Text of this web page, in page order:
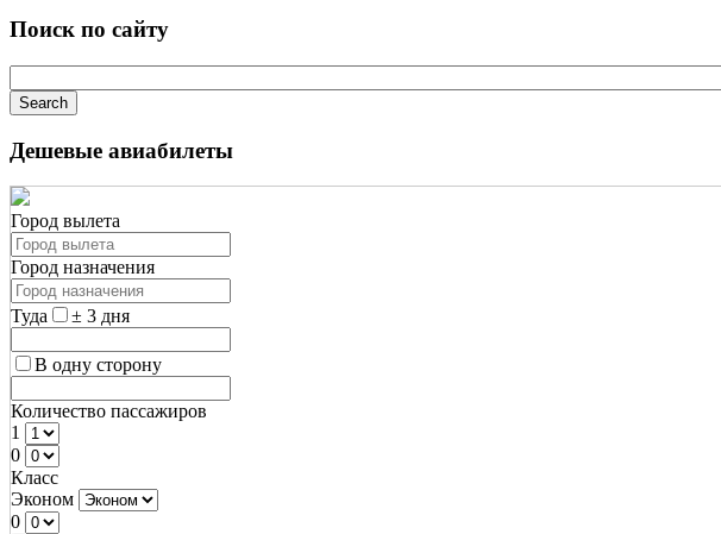
Поиск по сайту
Дешевые авиабилеты
Город вылета
Город назначения
Туда ± 3 дня
В одну сторону
Количество пассажиров
1
0
Класс
Эконом
0